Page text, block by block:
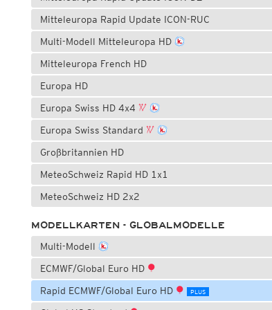
Mitteleuropa Rapid Update ICON-RUC
Multi-Modell Mitteleuropa HD
Mitteleuropa French HD
Europa HD
Europa Swiss HD 4x4
Europa Swiss Standard
Großbritannien HD
MeteoSchweiz Rapid HD 1x1
MeteoSchweiz HD 2x2
MODELLKARTEN - GLOBALMODELLE
Multi-Modell
ECMWF/Global Euro HD
Rapid ECMWF/Global Euro HD
PLUS